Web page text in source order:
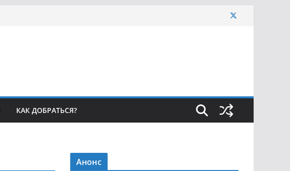
КАК ДОБРАТЬСЯ?
Анонс